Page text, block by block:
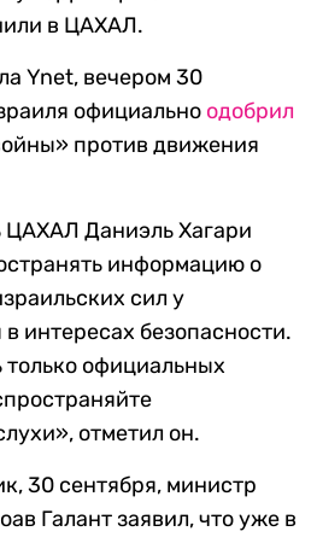
в ЦАХАЛ.
Ynet, вечером 30
официально одобрил
против движения
Даниэль Хагари
информацию о
сил у
интересах безопасности.
официальных
отметил он.
30 сентября, министр
Галант заявил, что уже в